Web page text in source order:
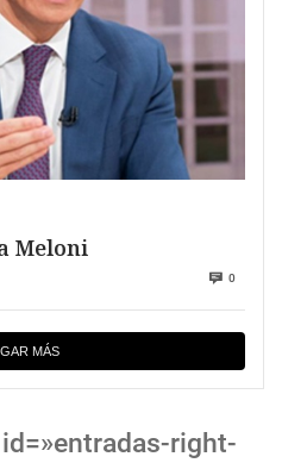
a Meloni
0
MÁS
right-